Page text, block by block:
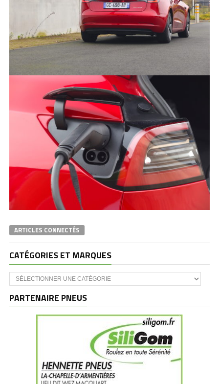
ARTICLES CONNECTÉS
CATÉGORIES ET MARQUES
Catégories
et
PARTENAIRE PNEUS